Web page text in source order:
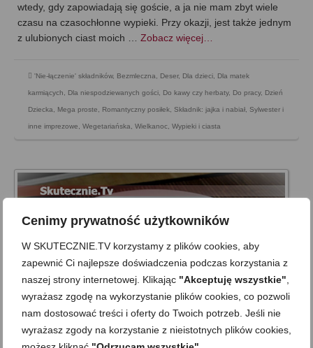
Cenimy prywatność użytkowników
W SKUTECZNIE.TV korzystamy z plików cookies, aby
zapewnić Ci najlepsze doświadczenia podczas korzystania z
naszej strony internetowej. Klikając "Akceptuję wszystkie"
wyrażasz zgodę na wykorzystanie plików cookies, co pozwoli
nam dostosować treści i oferty do Twoich potrzeb. Jeśli nie
wyrażasz zgody na korzystanie z nieistotnych plików cookies,
wtedy, gdy zapowiadają się goście, a ja nie mam zbyt wiele
czasu na czasochłonne wypieki. Przy okazji, jest także jednym
z ulubionych ciast moich … Zobacz więcej…
'Nie-łączenie' składników, Bezmleczna Deser, Dla dzieci Dla matek
karmiących Dla niespodziewanych gości Do kawy czy herbaty, Do pracy, Dzień
Dziecka Mega proste Romantyczny posiłek Składnik: jajka i nabiał Sylwester i
inne imprezowe Wegetariańska Wielkanoc Wypieki i ciasta